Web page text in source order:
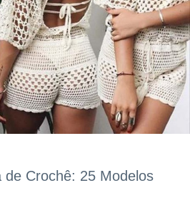
de Crochê: 25 Modelos